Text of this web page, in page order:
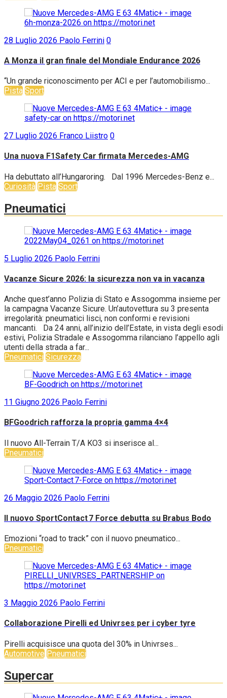
28 Luglio 2026 Paolo Ferrini 0
A Monza il gran finale del Mondiale Endurance 2026
“Un grande riconoscimento per ACI e per l’automobilismo...
Pista Sport
27 Luglio 2026 Franco Liistro 0
Una nuova F1Safety Car firmata Mercedes-AMG
Ha debuttato all’Hungaroring. Dal 1996 Mercedes-Benz e...
Curiosità Pista Sport
Pneumatici
5 Luglio 2026 Paolo Ferrini
Vacanze Sicure 2026: la sicurezza non va in vacanza
Anche quest’anno Polizia di Stato e Assogomma insieme per
la campagna Vacanze Sicure. Un’autovettura su 3 presenta
irregolarità: pneumatici lisci, non conformi e revisioni
mancanti. Da 24 anni, all’inizio dell’Estate, in vista degli esodi
estivi, Polizia Stradale e Assogomma rilanciano l’appello agli
utenti della strada a far...
Pneumatici Sicurezza
11 Giugno 2026 Paolo Ferrini
BFGoodrich rafforza la propria gamma 4×4
Il nuovo All-Terrain T/A KO3 si inserisce al...
Pneumatici
26 Maggio 2026 Paolo Ferrini
Il nuovo SportContact 7 Force debutta su Brabus Bodo
Emozioni “road to track” con il nuovo pneumatico...
Pneumatici
3 Maggio 2026 Paolo Ferrini
Collaborazione Pirelli ed Univrses per i cyber tyre
Pirelli acquisisce una quota del 30% in Univrses...
Automotive Pneumatici
Supercar